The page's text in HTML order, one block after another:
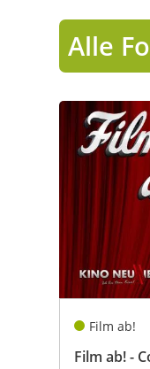
Alle
Film ab!
Film ab! -